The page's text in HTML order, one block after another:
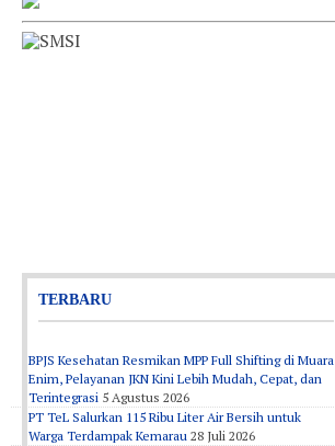
TERBARU
BPJS Kesehatan Resmikan MPP Full Shifting di Muara
Enim, Pelayanan JKN Kini Lebih Mudah, Cepat, dan
Terintegrasi 5 Agustus 2026
PT TeL Salurkan 115 Ribu Liter Air Bersih untuk
Warga Terdampak Kemarau 28 Juli 2026